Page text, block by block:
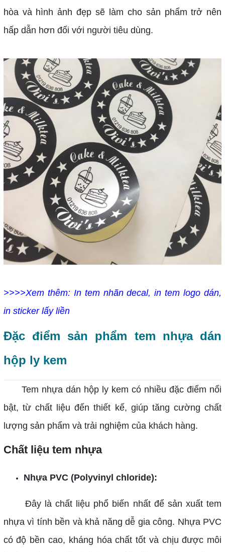
hòa và hình ảnh đẹp sẽ làm cho sản phẩm trở nên
hấp dẫn hơn đối với người tiêu dùng.
>>>>Xem thêm: In tem nhãn decal, in tem logo dán,
in sticker lấy liền
Đặc điểm sản phẩm tem nhựa dán
hộp ly kem
Tem nhựa dán hộp ly kem có nhiều đặc điểm nổi
bật, từ chất liệu đến thiết kế, giúp tăng cường chất
lượng sản phẩm và trải nghiệm của khách hàng.
Chất liệu tem nhựa
Nhựa PVC (Polyvinyl chloride):
Đây là chất liệu phổ biến nhất để sản xuất tem
nhựa vì tính bền và khả năng dễ gia công. Nhựa PVC
có độ bền cao, kháng hóa chất tốt và chịu được môi